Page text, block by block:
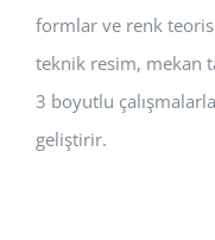
formlar ve renk
teknik resim, mekan
3 boyutlu
geliştirir.